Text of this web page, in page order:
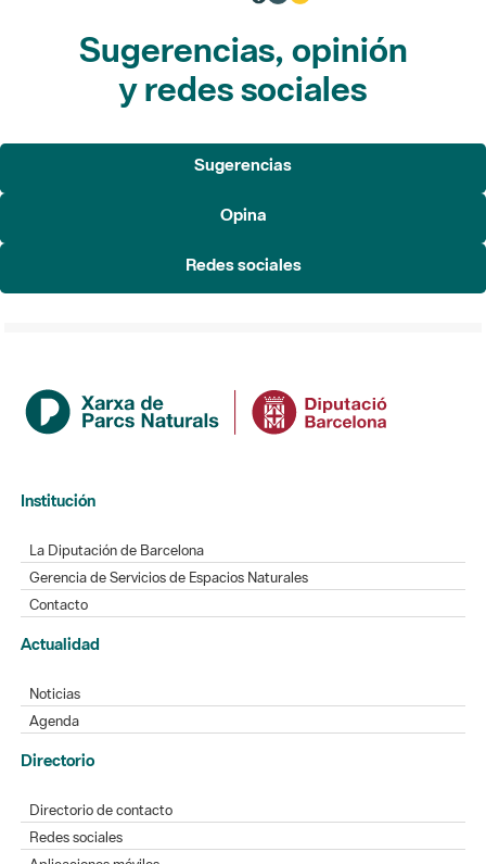
Sugerencias, opinión
y redes sociales
Sugerencias
Opina
Redes sociales
Institución
La Diputación de Barcelona
Gerencia de Servicios de Espacios Naturales
Contacto
Actualidad
Noticias
Agenda
Directorio
Directorio de contacto
Redes sociales